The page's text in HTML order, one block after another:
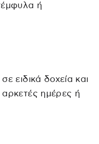
ή
ειδικά δοχεία και
ημέρες ή